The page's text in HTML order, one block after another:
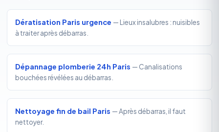
Dératisation Paris urgence — Lieux insalubres : nuisibles
à traiter après débarras.
Dépannage plomberie 24h Paris — Canalisations
bouchées révélées au débarras.
Nettoyage fin de bail Paris — Après débarras, il faut
nettoyer.